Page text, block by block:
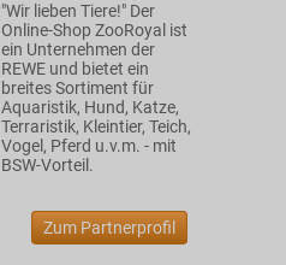
"Wir lieben Tiere!" Der
Online-Shop ZooRoyal ist
ein Unternehmen der
REWE und bietet ein
breites Sortiment für
Aquaristik, Hund, Katze,
Terraristik, Kleintier, Teich,
Vogel, Pferd u.v.m. - mit
BSW-Vorteil.
Zum Partnerprofil